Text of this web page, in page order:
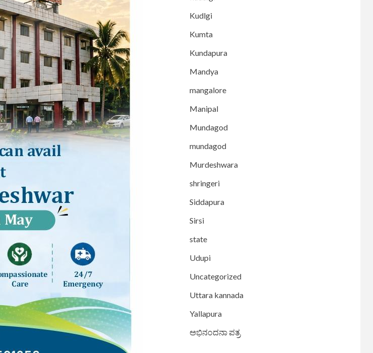
Kudlgi
Kumta
Kundapura
Mandya
mangalore
Manipal
Mundagod
mundagod
Murdeshwara
shringeri
Siddapura
Sirsi
state
Udupi
Uncategorized
Uttara kannada
Yallapura
ಅಭಿನಂದನಾ ಪತ್ರ